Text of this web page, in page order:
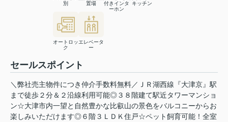
別
置場
付きインタ
ーホン
キッチン
オートロッ
ク
エレベータ
ー
セールスポイント
＼弊社売主物件につき仲介手数料無料／ＪＲ湖西線『大津京』駅
まで徒歩２分＆２沿線利用可能◎３８階建て駅近タワーマンショ
ン☆大津市内一望と自然豊かな比叡山の景色をバルコニーからお
楽しみいただけます◎６階３ＬＤＫ住戸☆ペット飼育可能！全室